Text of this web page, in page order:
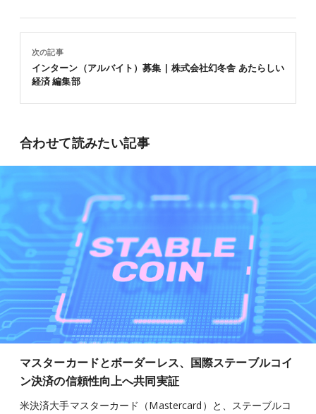
次の記事
インターン（アルバイト）募集 | 株式会社幻冬舎 あたらしい
経済 編集部
合わせて読みたい記事
マスターカードとボーダーレス、国際ステーブルコイ
ン決済の信頼性向上へ共同実証
米決済大手マスターカード（Mastercard）と、ステーブルコ